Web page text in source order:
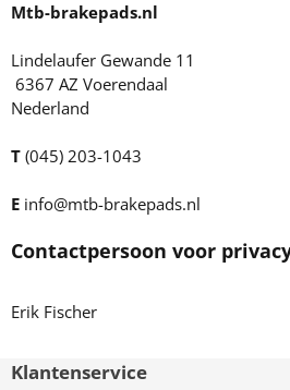
Mtb-brakepads.nl
Lindelaufer Gewande 11
6367 AZ Voerendaal
Nederland
T (045) 203-1043
E info@mtb-brakepads.nl
Contactpersoon voor
Erik Fischer
Klantenservice